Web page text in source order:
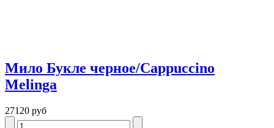
Мило Букле черное/Cappuccino
Melinga
27120 руб